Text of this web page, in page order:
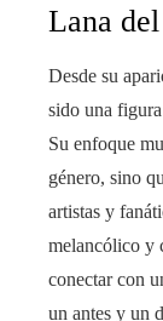
Lana
Desde su
sido una
Su enfoque
género, sino
artistas y
melancólico y
conectar con
un antes y un